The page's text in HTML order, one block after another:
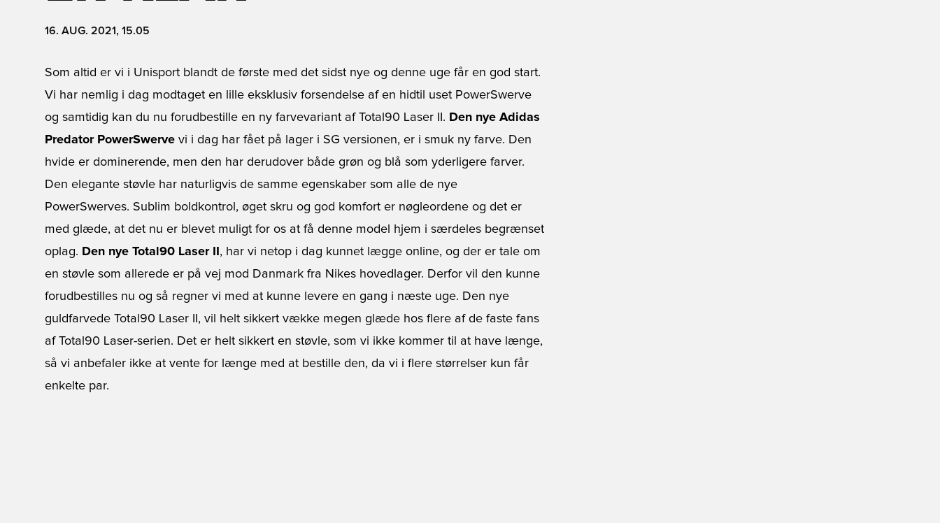
16. AUG. 2021, 15.05
Som altid er vi i Unisport blandt de første med det sidst nye og denne uge får en god start.
Vi har nemlig i dag modtaget en lille eksklusiv forsendelse af en hidtil uset PowerSwerve
og samtidig kan du nu forudbestille en ny farvevariant af Total90 Laser II. Den nye Adidas
Predator PowerSwerve vi i dag har fået på lager i SG versionen, er i smuk ny farve. Den
hvide er dominerende, men den har derudover både grøn og blå som yderligere farver.
Den elegante støvle har naturligvis de samme egenskaber som alle de nye
PowerSwerves. Sublim boldkontrol, øget skru og god komfort er nøgleordene og det er
med glæde, at det nu er blevet muligt for os at få denne model hjem i særdeles begrænset
oplag. Den nye Total90 Laser II , har vi netop i dag kunnet lægge online, og der er tale om
en støvle som allerede er på vej mod Danmark fra Nikes hovedlager. Derfor vil den kunne
forudbestilles nu og så regner vi med at kunne levere en gang i næste uge. Den nye
guldfarvede Total90 Laser II, vil helt sikkert vække megen glæde hos flere af de faste fans
af Total90 Laser-serien. Det er helt sikkert en støvle, som vi ikke kommer til at have længe,
så vi anbefaler ikke at vente for længe med at bestille den, da vi i flere størrelser kun får
enkelte par.